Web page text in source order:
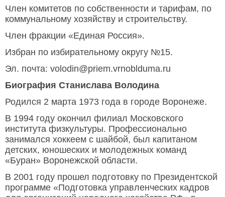
Член комитетов по собственности и тарифам, по
коммунальному хозяйству и строительству.
Член фракции «Единая Россия».
Избран по избирательному округу №15.
Эл. почта: volodin@priem.vrnoblduma.ru
Биография Станислава Володина
Родился 2 марта 1973 года в городе Воронеже.
В 1994 году окончил филиал Московского
института физкультуры. Профессионально
занимался хоккеем с шайбой, был капитаном
детских, юношеских и молодежных команд
«Буран» Воронежской области.
В 2001 году прошел подготовку по Президентской
программе «Подготовка управленческих кадров